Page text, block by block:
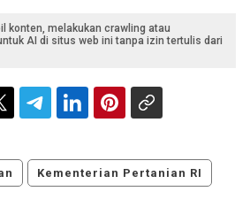
konten, melakukan crawling atau
AI di situs web ini tanpa izin tertulis dari
Kementerian Pertanian RI